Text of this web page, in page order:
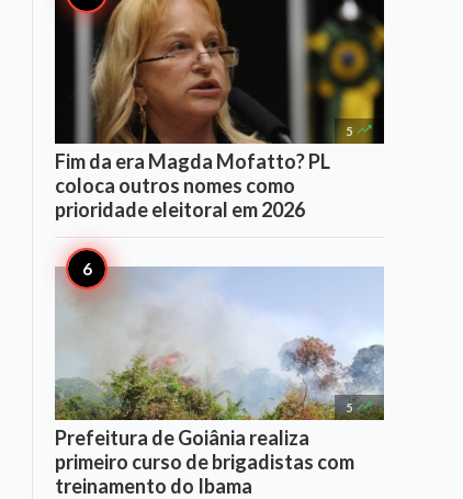
5 
Fim da era Magda Mofatto? PL
coloca outros nomes como
prioridade eleitoral em 2026
5 
Prefeitura de Goiânia realiza
primeiro curso de brigadistas com
treinamento do Ibama